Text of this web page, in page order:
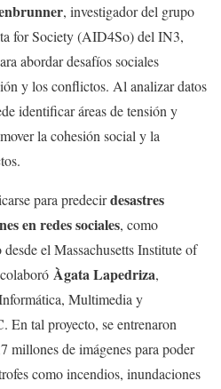
, investigador del grupo
for Society (AID4So) del IN3,
abordar desafíos sociales
y los conflictos. Al analizar datos
identificar áreas de tensión y
la cohesión social y la
para predecirdesastres
en redes sociales, como
el Massachusetts Institute of
Àgata Lapedriza,
Multimedia y
En tal proyecto, se entrenaron
millones de imágenes para poder
como incendios, inundaciones